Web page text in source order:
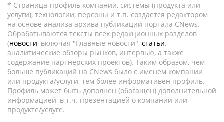
* Страница-профиль компании, системы (продукта или
услуги), технологии, персоны и т.п. создается редактором
на основе анализа архива публикаций портала CNews.
Обрабатываются тексты всех редакционных разделов
(новости, включая "Главные новости", статьи,
аналитические обзоры рынков, интервью, а также
содержание партнёрских проектов). Таким образом, чем
больше публикаций на CNews было с именем компании
или продукта/услуги, тем более информативен профиль.
Профиль может быть дополнен (обогащен) дополнительной
информацией, в т.ч. презентацией о компании или
продукте/услуге.